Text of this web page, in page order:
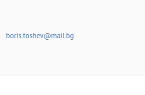
boris.toshev@mail.bg